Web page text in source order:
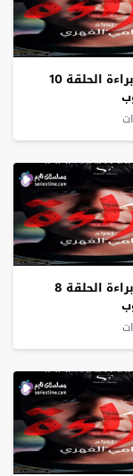
مسلسل براءة الحلقة 10
مسلسل براءة الحلقة 8